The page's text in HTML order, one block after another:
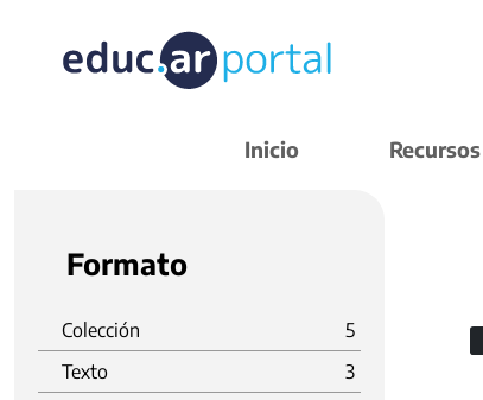
Inicio Recursos
Formato
Colección
5
Texto
3